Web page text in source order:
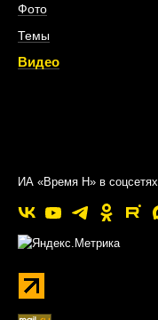
Фото
Темы
Видео
ИА «Время Н» в соцсетях